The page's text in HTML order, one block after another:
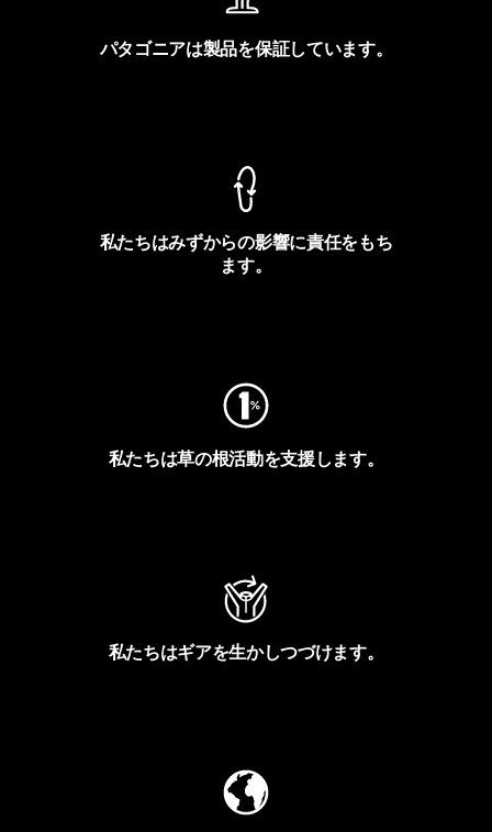
パタゴニアは製品を保証しています。
私たちはみずからの影響に責任をもち
ます。
私たちは草の根活動を支援します。
私たちはギアを生かしつづけます。